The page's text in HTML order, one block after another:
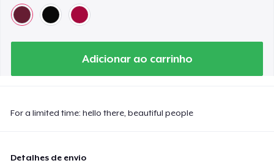
Adicionar ao carrinho
For a limited time: hello there, beautiful people
Detalhes de envio